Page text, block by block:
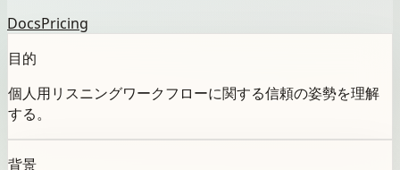
DocsPricing
目的
個人用リスニングワークフローに関する信頼の姿勢を理解
する。
背景